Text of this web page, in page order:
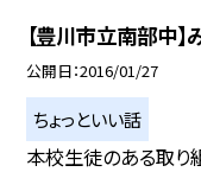
【豊川市立南部中
公開日 2016/01/27
ちょっといい話
本校生徒のある取り